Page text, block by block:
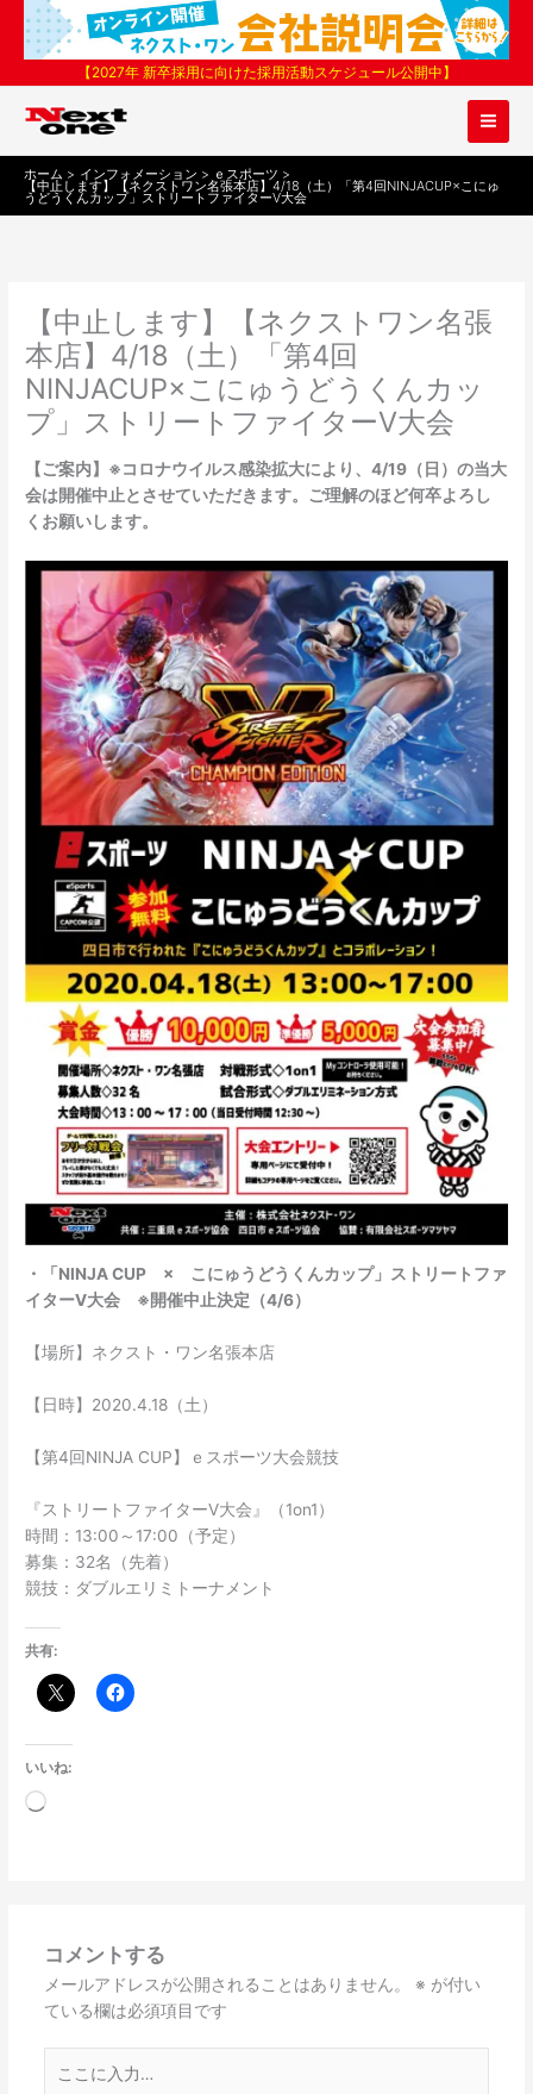
ス
【2027年 新卒採用に向けた採用活動スケジュール公開中】
ホーム インフォメーション ｅスポーツ
【中止します】【ネクストワン名張本店】4/18（土）「第4回NINJACUP×こにゅ
うどうくんカップ」ストリートファイターV大会
【中止します】【ネクストワン名張
本店】4/18（土）「第4回
NINJACUP×こにゅうどうくんカッ
プ」ストリートファイターV大会
【ご案内】※コロナウイルス感染拡大により、4/19（日）の当大
会は開催中止とさせていただきます。ご理解のほど何卒よろし
くお願いします。
・「NINJA CUP × こにゅうどうくんカップ」ストリートファ
イターⅤ大会 ※開催中止決定（4/6）
【場所】ネクスト・ワン名張本店
【日時】2020.4.18（土）
【第4回NINJA CUP】ｅスポーツ大会競技
『ストリートファイターⅤ大会』（1on1）
時間：13:00～17:00（予定）
募集：32名（先着）
競技：ダブルエリミトーナメント
共有:
いいね:
読
コメントする
メールアドレスが公開されることはありません。 ※ が付い
ている欄は必須項目です